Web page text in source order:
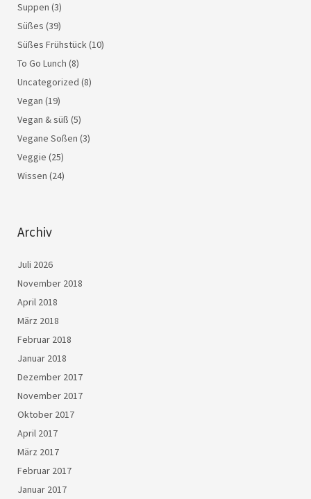
Suppen (3)
Süßes (39)
Süßes Frühstück(10)
To Go Lunch (8)
Uncategorized (8)
Vegan (19)
Vegan & süß (5)
Vegane Soßen (3)
Veggie (25)
Wissen (24)
Archiv
Juli 2026
November 2018
April 2018
März 2018
Februar 2018
Januar 2018
Dezember 2017
November 2017
Oktober 2017
April 2017
März 2017
Februar 2017
Januar 2017